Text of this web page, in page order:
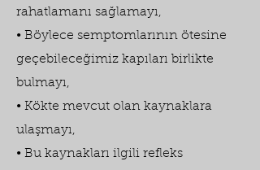
rahatlamanı sağlamayı,
• Böylece semptomlarının ötesine
geçebileceğimiz kapıları birlikte
bulmayı,
• Kökte mevcut olan kaynaklara
ulaşmayı,
• Bu kaynakları ilgili refleks